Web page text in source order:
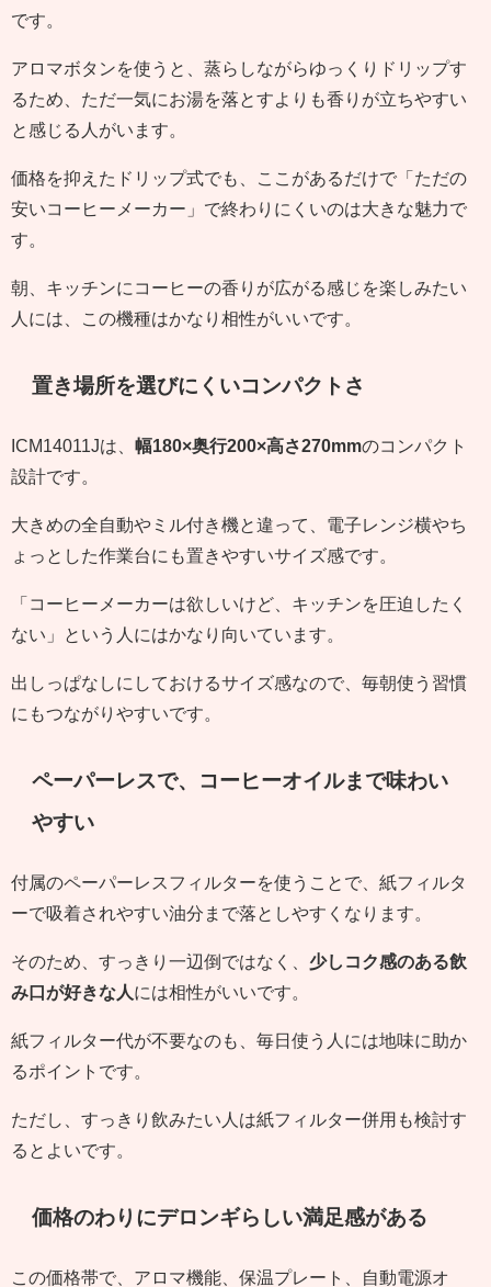
です。
アロマボタンを使うと、蒸らしながらゆっくりドリップす
るため、ただ一気にお湯を落とすよりも香りが立ちやすい
と感じる人がいます。
価格を抑えたドリップ式でも、ここがあるだけで「ただの
安いコーヒーメーカー」で終わりにくいのは大きな魅力で
す。
朝、キッチンにコーヒーの香りが広がる感じを楽しみたい
人には、この機種はかなり相性がいいです。
置き場所を選びにくいコンパクトさ
ICM14011Jは、 幅180×奥行200×高さ270mmのコンパクト
設計です。
大きめの全自動やミル付き機と違って、電子レンジ横やち
ょっとした作業台にも置きやすいサイズ感です。
「コーヒーメーカーは欲しいけど、キッチンを圧迫したく
ない」という人にはかなり向いています。
出しっぱなしにしておけるサイズ感なので、毎朝使う習慣
にもつながりやすいです。
ペーパーレスで、コーヒーオイルまで味わい
やすい
付属のペーパーレスフィルターを使うことで、紙フィルタ
ーで吸着されやすい油分まで落としやすくなります。
そのため、すっきり一辺倒ではなく、 少しコク感のある飲
み口が好きな人 には相性がいいです。
紙フィルター代が不要なのも、毎日使う人には地味に助か
るポイントです。
ただし、すっきり飲みたい人は紙フィルター併用も検討す
るとよいです。
価格のわりにデロンギらしい満足感がある
この価格帯で、アロマ機能、保温プレート、自動電源オ